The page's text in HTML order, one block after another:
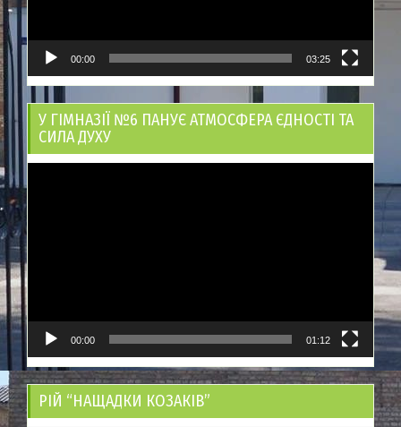
00:00 03:25
У ГІМНАЗІЇ №6 ПАНУЄ АТМОСФЕРА ЄДНОСТІ ТА
СИЛА ДУХУ
00:00 01:12
РІЙ “НАЩАДКИ КОЗАКІВ”